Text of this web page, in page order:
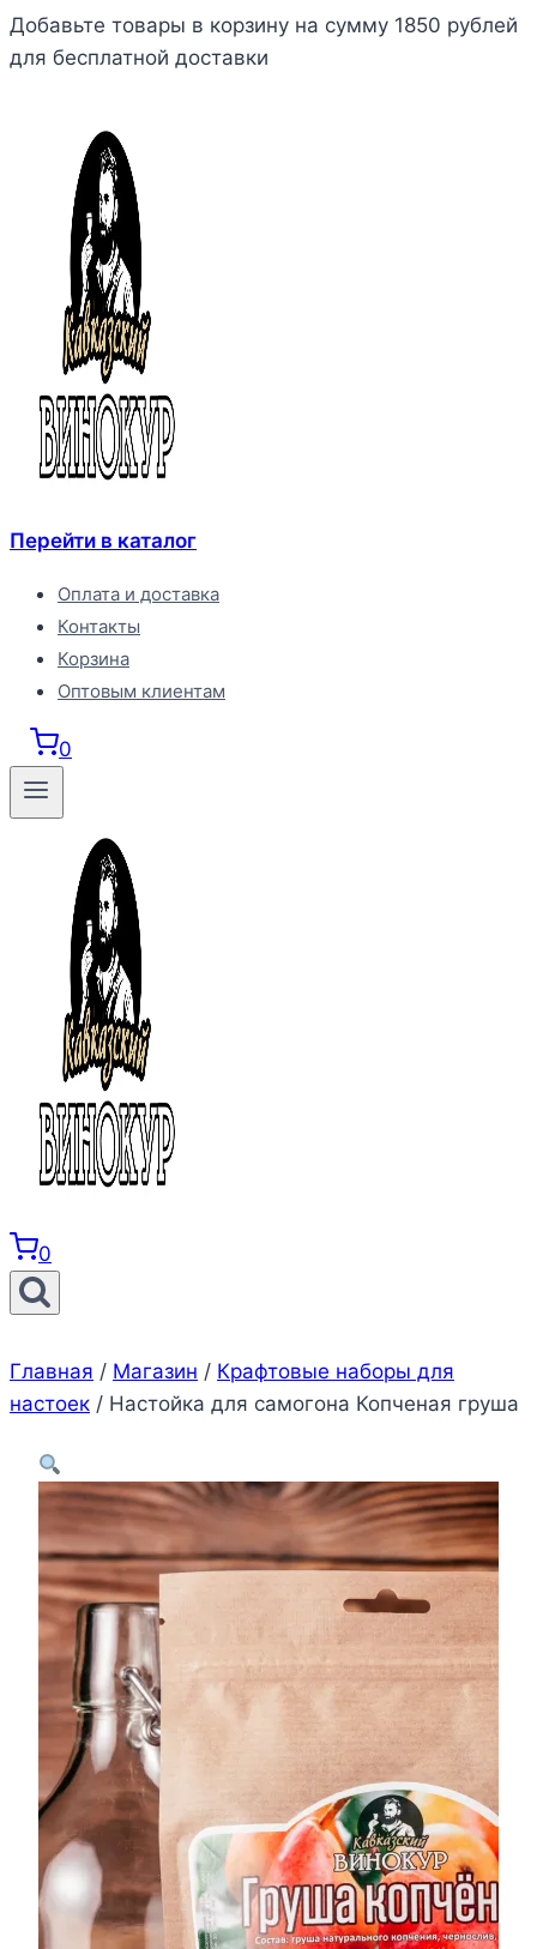
Добавьте товары в корзину на сумму 1850 рублей
для бесплатной доставки
содержимому
Перейти в каталог
Оплата и доставка
Контакты
Корзина
Оптовым клиентам
0
0
Главная / Магазин / Крафтовые наборы для
настоек / Настойка для самогона Копченая груша